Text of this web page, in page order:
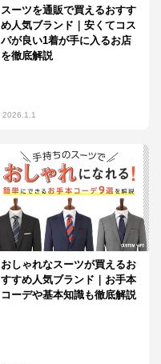
スーツを通販で買えるおすす
め人気ブランド｜安くてコス
パが良い1着が手に入るお店
を徹底解説
2026.1.1
おしゃれなスーツが買えるお
すすめ人気ブランド｜お手本
コーデや基本知識も徹底解説